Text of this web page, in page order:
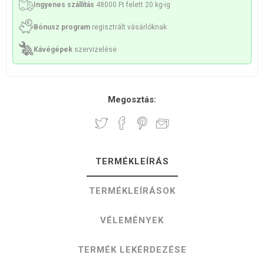
Ingyenes szállítás 48000 Ft felett 20 kg-ig
Bónusz program regisztrált vásárlóknak
Kávégépek szervizelése
Megosztás:
TERMÉKLEÍRÁS
TERMÉKLEÍRÁSOK
VÉLEMÉNYEK
TERMÉK LEKÉRDEZÉSE